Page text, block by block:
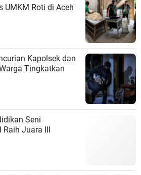
UMKM Roti di Aceh
Kapolsek dan
Tingkatkan
Seni
Raih Juara III